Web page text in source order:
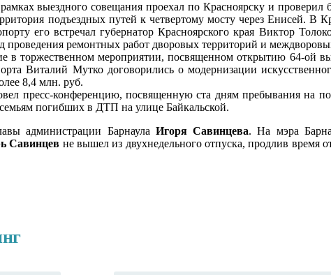
выездного совещания проехал по Красноярску и
подъездных путей к четвертому мосту через Енисей. В
его встречал губернатор Красноярского края Виктор
проведения ремонтных работ дворовых территорий и
в торжественном мероприятии, посвященном открытию 64-ой
Виталий Мутко договорились о модернизации
8,4 млн. руб.
пресс-конференцию, посвященную ста дням пребывания на
погибших в ДТП на улице Байкальской.
администрации Барнаула Игоря Савинцева. На мэра
Савинцев не вышел из двухнедельного отпуска, продлив